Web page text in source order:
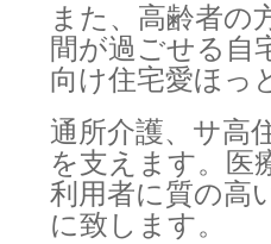
また、高齢者の
間が過ごせる自
向け住宅愛ほっ
通所介護、サ高
を支えます。医
利用者に質の高
に致します。